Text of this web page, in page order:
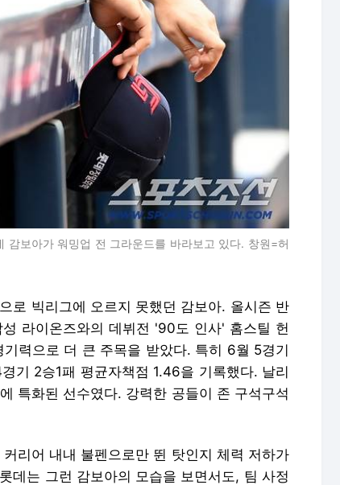
보아가 워밍업 전 그라운드를 바라보고 있다. 창원=허
로 빅리그에 오르지 못했던 감보아. 올시즌 반
라이온즈와의 데뷔전 '90도 인사' 홈스틸 헌
력으로 더 큰 주목을 받았다. 특히 6월 5경기
기 2승1패 평균자책점 1.46을 기록했다. 날리
특화된 선수였다. 강력한 공들이 존 구석구석
리어 내내 불펜으로만 뛴 탓인지 체력 저하가
데는 그런 감보아의 모습을 보면서도, 팀 사정